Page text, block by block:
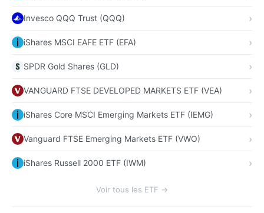
Invesco QQQ Trust (QQQ)
iShares MSCI EAFE ETF (EFA)
SPDR Gold Shares (GLD)
VANGUARD FTSE DEVELOPED MARKETS ETF (VEA)
iShares Core MSCI Emerging Markets ETF (IEMG)
Vanguard FTSE Emerging Markets ETF (VWO)
iShares Russell 2000 ETF (IWM)
Voir tous les ETF →